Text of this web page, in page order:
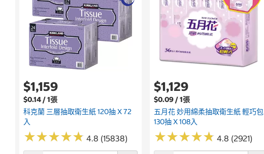
$1,159
$0.14 / 1張
科克蘭 三層抽取衛生紙 120抽 X 72
入
★★★★★
★★★★★ 4.8 (15838)
$1,129
$0.09 / 1張
五月花 妙用綿柔抽取衛生紙 輕巧包
130抽 X 108入
★★★★★
★★★★★ 4.8 (2921)